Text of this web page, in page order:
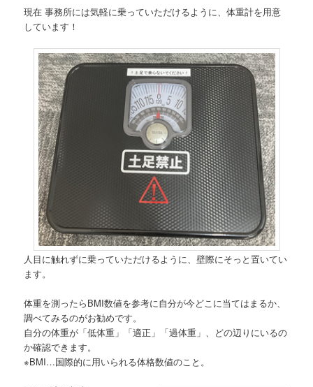
現在 事務所には気軽に乗っていただけるように、体重計を用意
しています！
人目に触れずに乗っていただけるように、壁際にそっと置いてい
ます。
体重を測ったらBMI数値を参考に自分が今どこに当てはまるか、
調べてみるのがお勧めです。
自分の体重が「低体重」「適正」「過体重」、どの辺りにいるの
か確認できます。
※BMI…国際的に用いられる体格数値のこと。